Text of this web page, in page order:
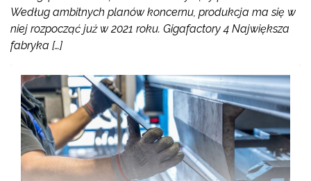
Według ambitnych planów koncernu, produkcja ma się w
niej rozpocząć już w 2021 roku. Gigafactory 4 Największa
fabryka […]